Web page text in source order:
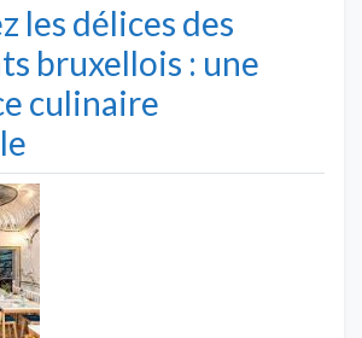
les délices des
bruxellois : une
culinaire